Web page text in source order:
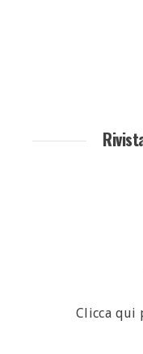
Clicca qui